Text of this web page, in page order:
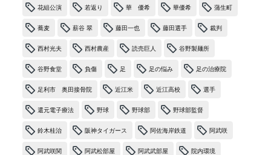
花組公演 若返り 華 優希 華優希 蒲生町
蕎麦 薪谷 翠 藤田一也 藤田選手 裁判
西村光夫 西村農産 読売巨人 谷野製麺所
谷野食堂 負傷 足 足の悩み 足の治療院
足利市 奥田接骨院 近江米 近江高校 選手
還元電子療法 野球 野球部 野球部監督
鈴木桂治 阪神タイガース 阿佐海岸鉄道 阿武咲
阿武咲関 阿武松部屋 阿武武部屋 院内環境